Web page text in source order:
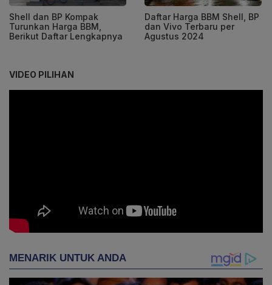
Shell dan BP Kompak
Turunkan Harga BBM,
Berikut Daftar Lengkapnya
Daftar Harga BBM Shell, BP
dan Vivo Terbaru per
Agustus 2024
VIDEO PILIHAN